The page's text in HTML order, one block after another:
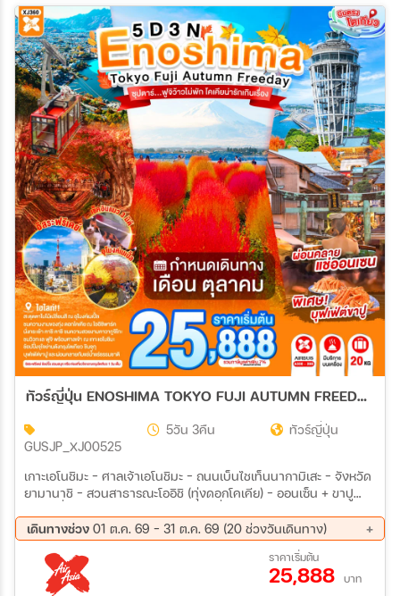
ทัวร์ญี่ปุ่น ENOSHIMA TOKYO FUJI AUTUMN FREEDAY ซุปตาร์...ฟูจิว้าวไม่พัก โคเคียน่ารักเกินเรื่อง 5วัน 3คืน (XJ)
GUSJP_XJ00525
5วัน 3คืน ทัวร์ญี่ปุ่น
เกาะเอโนชิมะ – ศาลเจ้าเอโนชิมะ – ถนนเบ็นไชเท็นนากามิเสะ – จังหวัด
ยามานาชิ – สวนสาธารณะโออิชิ (ทุ่งดอกโคเคีย) – ออนเซ็น + ขาปู
จิโกะ หรือ อุโมงค์ใบเมเปิ้ล (ขึ้นอยู่กับฤดูกาล) – กรุงโตเกียว – ชมแมว
ยักษ์ 3 มิติ พร้อมช้อปปิ้ง ย่านชินจูกุ
เดินทางช่วง 01 ต.ค. 69 - 31 ต.ค. 69 (20 ช่วงวันเดินทาง)
01 ต.ค. 69 - 05 ต.ค. 69
02 ต.ค. 69 - 06 ต.ค. 69
03 ต.ค. 69 - 07 ต.ค. 69
04 ต.ค. 69 - 08 ต.ค. 69
05 ต.ค. 69 - 09 ต.ค. 69
06 ต.ค. 69 - 10 ต.ค. 69
ราคาเริ่มต้น
25,888 บาท